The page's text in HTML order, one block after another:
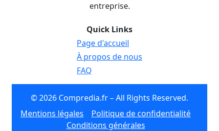
entreprise.
Quick Links
Page d'accueil
À propos de nous
FAQ
© 2026 Compredia.fr – All Rights Reserved.
Mentions légales
Politique de confidentialité
Conditions générales